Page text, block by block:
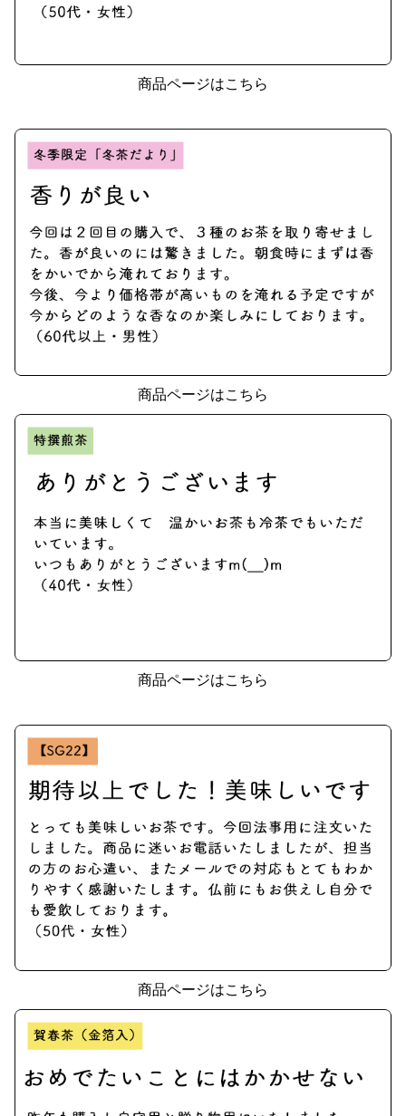
商品ページはこちら
商品ページはこちら
商品ページはこちら
商品ページはこちら